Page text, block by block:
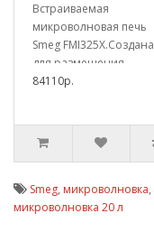
Встраиваемая
микроволновая печь
Smeg FMI325X.Создана
для размещения
кухонных гарнитурах
84110р.
Smeg, микроволновка,
микроволновка 20 л